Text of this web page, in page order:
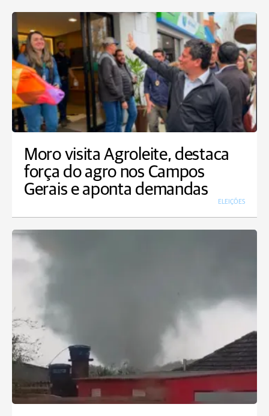
Moro visita Agroleite, destaca
força do agro nos Campos
Gerais e aponta demandas
ELEIÇÕES